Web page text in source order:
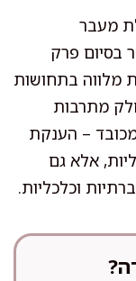
מעבר
בסיום פרק
מלווה בתחושות
מתרבות
מכובד – הענקת
אלא גם
וכלכליות.